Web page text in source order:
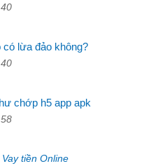
40
có lừa đảo không?
40
chớp h5 app apk
58
Vay tiền Online